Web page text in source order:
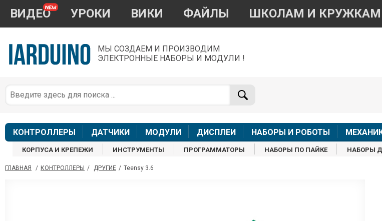
ВИДЕО УРОКИ ВИКИ ФАЙЛЫ ШКОЛАМ И КРУЖКАМ
МЫ СОЗДАЕМ И ПРОИЗВОДИМ
ЭЛЕКТРОННЫЕ НАБОРЫ И МОДУЛИ !
КОНТРОЛЛЕРЫ ДАТЧИКИ МОДУЛИ ДИСПЛЕИ НАБОРЫ И РОБОТЫ
КОРПУСА И КРЕПЕЖИ ИНСТРУМЕНТЫ ПРОГРАММАТОРЫ НАБОРЫ ПО ПАЙКЕ НАБОРЫ
ГЛАВНАЯ / КОНТРОЛЛЕРЫ / ДРУГИЕ / Teensy 3.6
По вопросам приобретения товара
+7 968 454 17 38
звонки и аудио сообщения не обслуживаются
Менеджер
shop@iarduino.ru 8